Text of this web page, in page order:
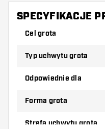
SPECYFIKACJE
Cel grota
Typ uchwytu grota
Odpowiednie dla
Forma grota
Strefa uchwytu grota